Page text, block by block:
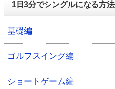
1日3分でシングルになる方法
基礎編
ゴルフスイング編
ショートゲーム編